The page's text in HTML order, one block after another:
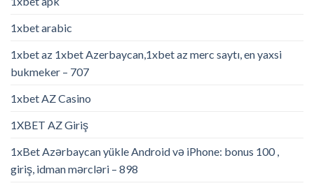
1xbet arabic
1xbet az 1xbet Azerbaycan,1xbet az merc saytı, en yaxsi
bukmeker – 707
1xbet AZ Casino
1XBET AZ Giriş
1xBet Azərbaycan yükle Android və iPhone: bonus 100 ,
giriş, idman mərcləri – 898